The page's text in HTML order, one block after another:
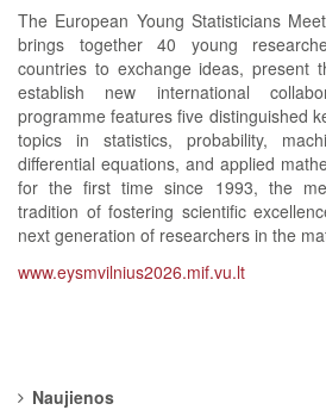
The European Young Statisticians
brings together 40 young
countries to exchange ideas, present
establish new international
programme features five distinguished
topics in statistics, probability,
differential equations, and applied
for the first time since 1993, the
tradition of fostering scientific
next generation of researchers in the
www.eysmvilnius2026.mif.vu.lt
Naujienos